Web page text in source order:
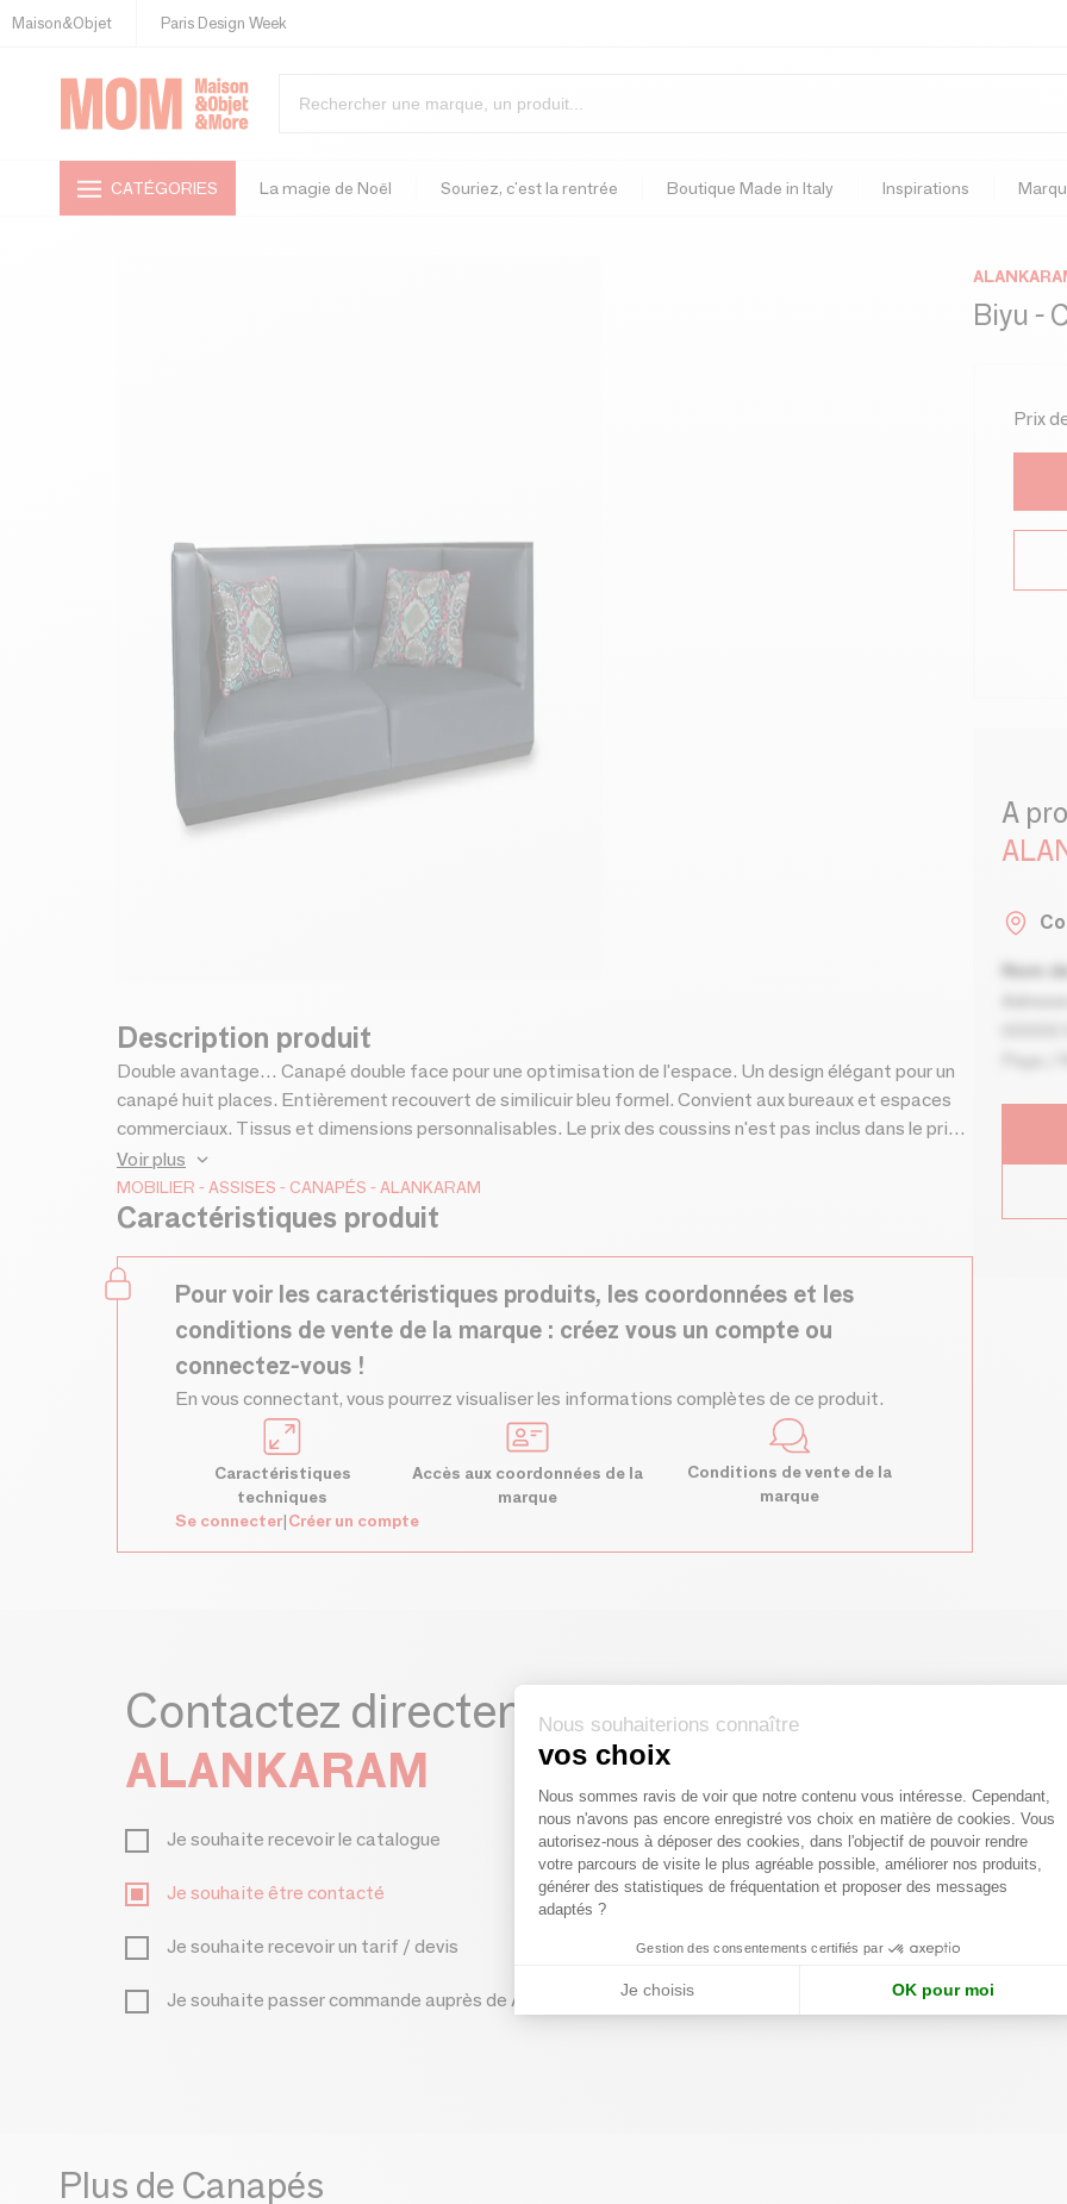
Maison&Objet Paris Design Week
CATÉGORIES La magie de Noël Souriez, c'est la rentrée Boutique Made in Italy Inspirations
Description produit
Double avantage… Canapé double face pour une optimisation de l'espace. Un design élégant pour un
canapé huit places. Entièrement recouvert de similicuir bleu formel. Convient aux bureaux et espaces
commerciaux. Tissus et dimensions personnalisables. Le prix des coussins n'est pas inclus dans le prix
du canapé – 1545 x 740 x 955
Voir plus
MOBILIER ASSISES CANAPÉS ALANKARAM
Caractéristiques produit
Pour voir les caractéristiques produits, les coordonnées et les
conditions de vente de la marque : créez vous un compte ou
connectez-vous !
En vous connectant, vous pourrez visualiser les informations complètes de ce produit.
Caractéristiques
techniques
Accès aux coordonnées de la
marque
Conditions de vente de la
marque
Se connecter|Créer un compte
Biyu -
Prix
A
Nom
Contactez directement
ALANKARAM
Je souhaite recevoir le catalogue
Je souhaite être contacté
Je souhaite recevoir un tarif / devis
Je souhaite passer commande auprès de ALANKARAM
Plus de Canapés
Nous souhaiterions connaître
vos choix
Plateforme de Gestion du
Nous sommes ravis de voir que notre contenu vous intéresse. Cependant,
nous n'avons pas encore enregistré vos choix en matière de cookies. Vous
autorisez-nous à déposer des cookies, dans l'objectif de pouvoir rendre
votre parcours de visite le plus agréable possible, améliorer nos produits,
générer des statistiques de fréquentation et proposer des messages
adaptés ?
Gestion des consentements certifiés par
Je choisis OK pour moi
Axeptio consent